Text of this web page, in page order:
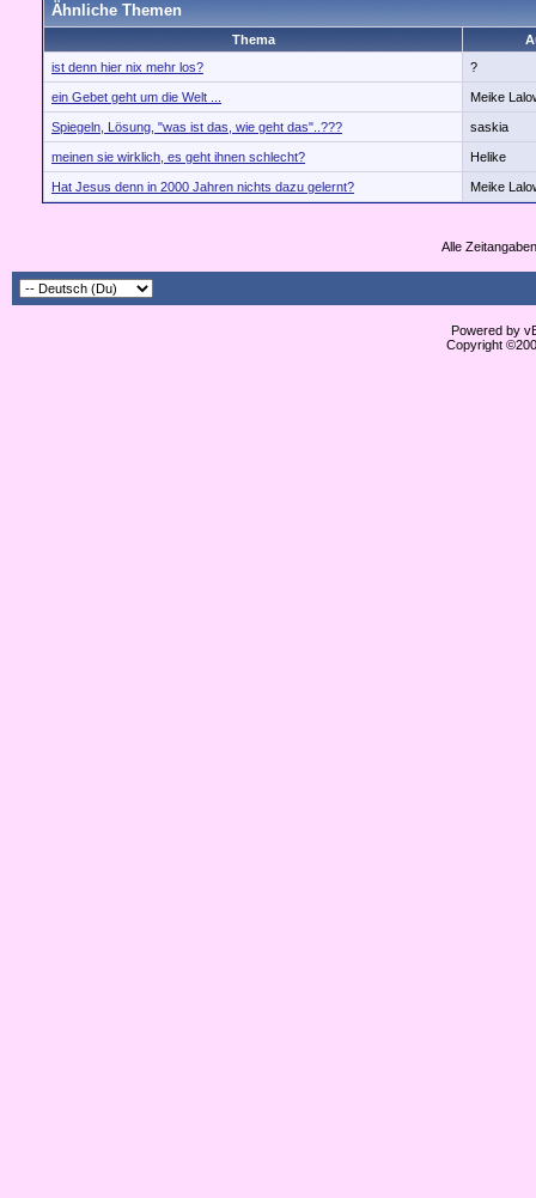
Ähnliche Themen
Thema
ist denn hier nix mehr los?
?
ein Gebet geht um die Welt ... Meike
Spiegeln, Lösung, "was ist das, wie geht das"..??? saskia
meinen sie wirklich, es geht ihnen schlecht? Helike
Hat Jesus denn in 2000 Jahren nichts dazu gelernt? Meike
Alle
Powered by
Copyright